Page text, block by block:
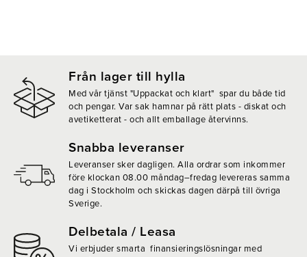
Från lager till hylla
Med vår tjänst "Uppackat och klart" spar du både tid
och pengar. Var sak hamnar på rätt plats - diskat och
avetiketterat - och allt emballage återvinns.
Snabba leveranser
Leveranser sker dagligen. Alla ordrar som inkommer
före klockan 08.00 måndag–fredag levereras samma
dag i Stockholm och skickas dagen därpå till övriga
Sverige.
Delbetala / Leasa
Vi erbjuder smarta finansieringslösningar med